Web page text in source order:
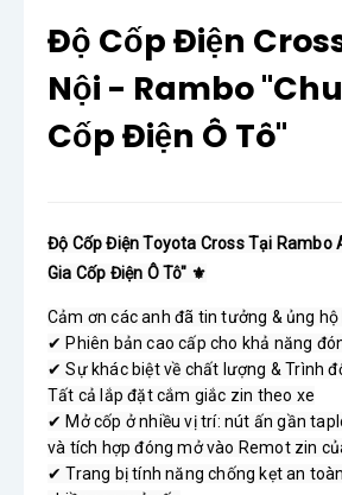
Độ Cốp Điện
Nội - Rambo
Cốp Điện Ô Tô"
Độ Cốp Điện Toyota Cross Tại
Gia Cốp Điện Ô Tô" ⚜
Cảm ơn các anh đã tin tưởng & ủng
✔ Phiên bản cao cấp cho khả năng
✔ Sự khác biệt về chất lượng & Trình
Tất cả lắp đặt cắm giắc zin theo xe
✔ Mở cốp ở nhiều vị trí: nút ấn gần
và tích hợp đóng mở vào Remot zin
✔ Trang bị tính năng chống kẹt an